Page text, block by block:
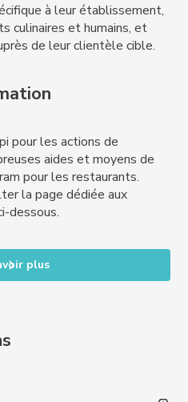
à leur établissement,
culinaires et humains, et
de leur clientèle cible.
pour les actions de
aides et moyens de
pour les restaurants.
la page dédiée aux
dessous.
plus